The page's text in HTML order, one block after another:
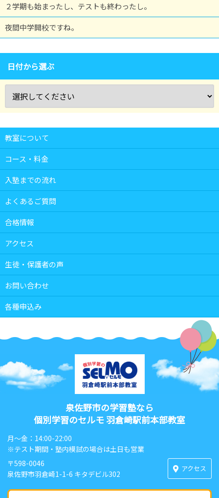
２学期も始まったし、テストも終わったし。
夜間中学開校ですね。
日付から選ぶ
教室について
コース・料金
入塾までの流れ
よくあるご質問
合格情報
アクセス
生徒・保護者の声
お問い合わせ
各種申込み
泉佐野市の学習塾なら
個別学習のセルモ 羽倉崎駅前本部教室
月〜金：14:00-22:00
※テスト期間・塾内模試の場合は土日も営業
〒598-0046
泉佐野市羽倉崎1-1-6 キタデビル302
アクセス